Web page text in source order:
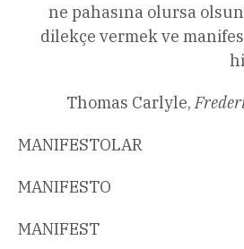
ne pahasına olursa
dilekçe vermek ve
Thomas Carlyle,
MANIFESTOLAR
MANIFESTO
MANIFEST